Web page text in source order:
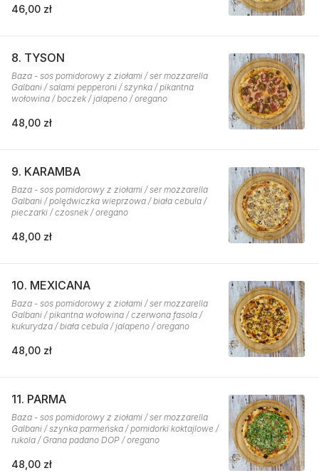
46,00 zł
8. TYSON
Baza - sos pomidorowy z ziołami / ser mozzarella
Galbani / salami pepperoni / szynka / pikantna
wołowina / boczek / jalapeno / oregano
48,00 zł
9. KARAMBA
Baza - sos pomidorowy z ziołami / ser mozzarella
Galbani / polędwiczka wieprzowa / biała cebula /
pieczarki / czosnek / oregano
48,00 zł
10. MEXICANA
Baza - sos pomidorowy z ziołami / ser mozzarella
Galbani / pikantna wołowina / czerwona fasola /
kukurydza / biała cebula / jalapeno / oregano
48,00 zł
11. PARMA
Baza - sos pomidorowy z ziołami / ser mozzarella
Galbani / szynka parmeńska / pomidorki koktajlowe /
rukola / Grana padano DOP / oregano
48,00 zł